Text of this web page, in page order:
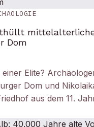
Dom
einer Elite?
Dom und
aus dem 11.